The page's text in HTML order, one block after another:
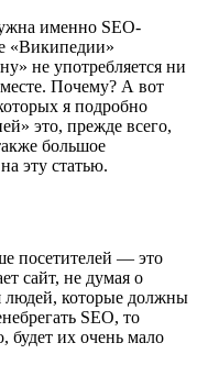
именно SEO-
«Википедии»
не употребляется ни
Почему? А вот
я подробно
это, прежде всего,
большое
эту статью.
посетителей — это
сайт, не думая о
людей, которые должны
SEO, то
будет их очень мало